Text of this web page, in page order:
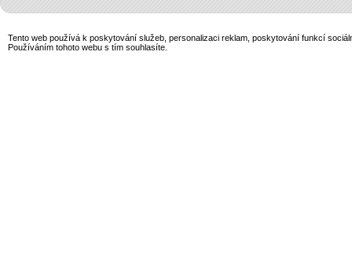
Tento web používá k poskytování služeb, personalizaci reklam, poskytování funkcí
Používáním tohoto webu s tím souhlasíte.